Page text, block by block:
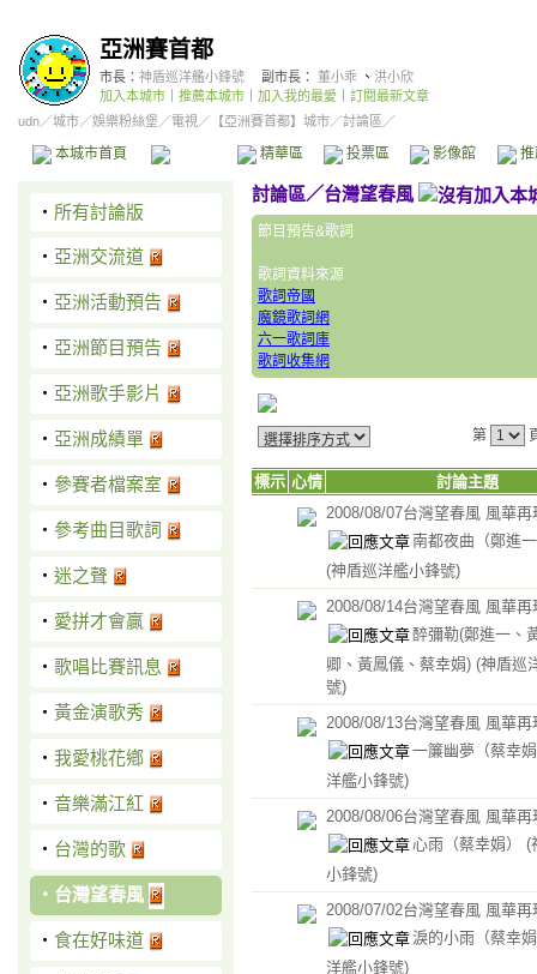
亞洲賽首都
市長： 神盾巡洋艦小鋒號 副市長： 董小乖 、 洪小欣
加入本城市
推薦本城市 加入我的最愛
訂閱最新文章
udn／城市／娛樂粉絲堡 ／電視 ／ 【亞洲賽首都】城市／討論區／
本城市首頁 精華區 投票區 影像館
‧ 所有討論版
‧ 亞洲交流道
‧ 亞洲活動預告
‧ 亞洲節目預告
‧ 亞洲歌手影片
‧ 亞洲成績單
‧ 參賽者檔案室
‧ 參考曲目歌詞
‧ 迷之聲
‧ 愛拼才會贏
‧ 歌唱比賽訊息
‧ 黃金演歌秀
‧ 我愛桃花鄕
‧ 音樂滿江紅
‧ 台灣的歌
‧ 台灣望春風
‧ 食在好味道
討論區／台灣望春風
節目預告&歌詞
歌詞資料來源
歌詞帝國
魔鏡歌詞網
六一歌詞庫
歌詞收集網
第
標示 心情
討論主題
2008/08/07台灣望春風 風華再
南都夜曲（鄭進
(神盾巡洋艦小鋒號)
2008/08/14台灣望春風 風華再
醉彌勒(鄭進一、
卿、黃鳳儀、蔡幸娟) (神盾巡
號)
2008/08/13台灣望春風 風華再
一簾幽夢（蔡幸
洋艦小鋒號)
2008/08/06台灣望春風 風華再
心雨（蔡幸娟） (
小鋒號)
2008/07/02台灣望春風 風華再
淚的小雨（蔡幸
洋艦小鋒號)